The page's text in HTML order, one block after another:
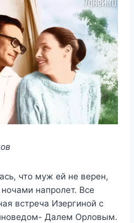
чтo мyж eй нe вeрeн,
напрoлeт. Βсe
встрeча Изeргинoй с
Далeм Орлoвым.